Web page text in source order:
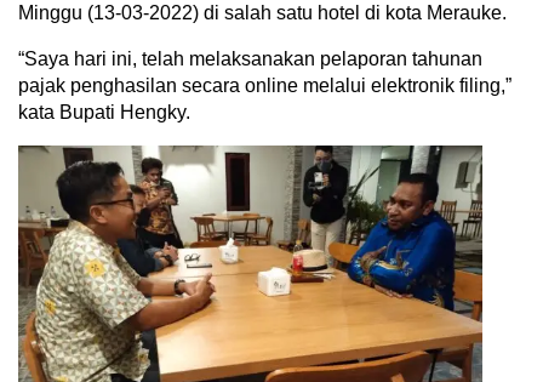
Minggu (13-03-2022) di salah satu hotel di kota Merauke.
“Saya hari ini, telah melaksanakan pelaporan tahunan
pajak penghasilan secara online melalui elektronik filing,”
kata Bupati Hengky.